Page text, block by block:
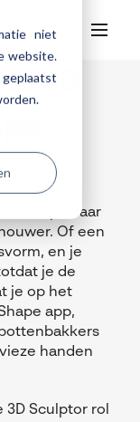
niet
website.
Webinars
3D
om
In veel
af op, maar
Of een
en je
je de
je op het
app,
handen
3D Sculptor rol